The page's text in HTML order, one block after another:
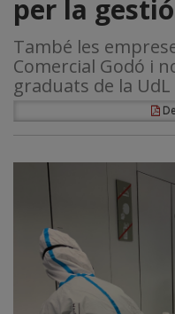
de
Salut
Pública
per
la
gestió
COVID-
per la
També les
Comercial Godó i
graduats de la UdL